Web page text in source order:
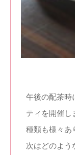
午後の配茶時
ティを開催し
種類も様々あ
次はどのよう